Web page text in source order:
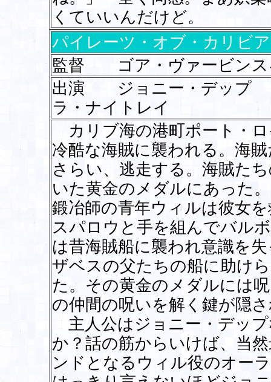
くていいんだけど。
パイレーツ・オブ・カリビ
監督 ゴア・ヴァービンス
出演 ジョニー・デップ
ラ・ナイトレイ
カリブ海の港町ポート・
冷酷な海賊に襲われる。海
さらい、逃走する。海賊た
いた黄金のメダルにあった
鍛冶師の青年ウィルは彼女
スパロウと手を組んでバル
は昔海賊船に襲われ意識を
ザベスの父たちの船に助け
た。その黄金のメダルには
の仲間の呪いを解く鍵が隠
主人公はジョニー・デッ
か？話の筋からいけば、当
ンドとなるウィル役のオー